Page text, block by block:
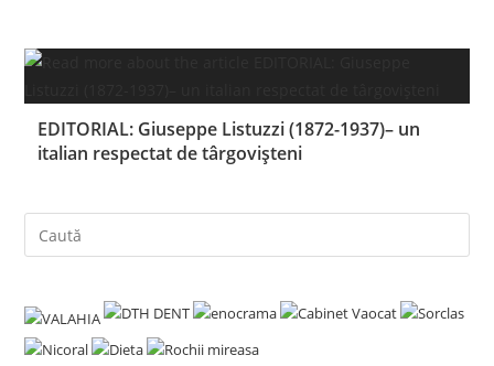
EDITORIAL: Giuseppe Listuzzi (1872-1937)– un
italian respectat de târgovișteni